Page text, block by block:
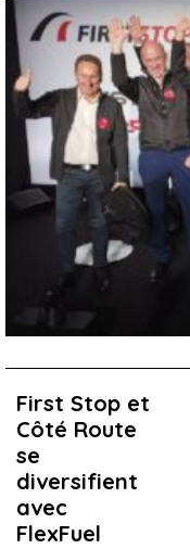
First Stop et
Côté Route
se
diversifient
avec
FlexFuel